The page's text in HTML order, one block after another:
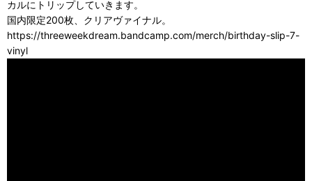
カルにトリップしていきます。
国内限定200枚、クリアヴァイナル。
https://threeweekdream.bandcamp.com/merch/birthday-slip-7-
vinyl